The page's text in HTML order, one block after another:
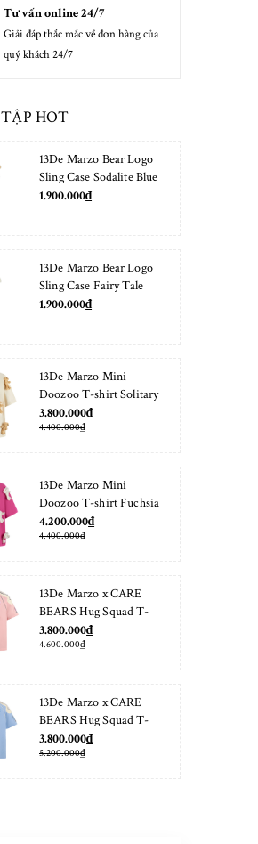
Tư vấn online 24/7
Giải đáp thắc mắc về đơn hàng của
quý khách 24/7
HOT
13De Marzo Bear Logo
Sling Case Sodalite Blue
1.900.000₫
13De Marzo Bear Logo
Sling Case Fairy Tale
1.900.000₫
13De Marzo Mini
Doozoo T-shirt Solitary
Star
3.800.000₫
4.400.000₫
13De Marzo Mini
Doozoo T-shirt Fuchsia
Fedora
4.200.000₫
4.400.000₫
13De Marzo x CARE
BEARS Hug Squad T-
shirt Almond Blossom
3.800.000₫
4.600.000₫
13De Marzo x CARE
BEARS Hug Squad T-
shirt Placid Blue
3.800.000₫
5.200.000₫